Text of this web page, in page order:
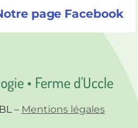
page Facebook
• Ferme d'Uccle
– Mentions légales